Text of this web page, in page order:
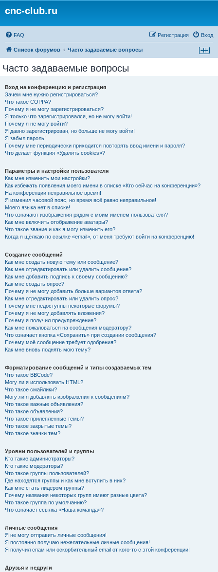
cnc-club.ru
FAQ Вход
Регистрация
Список форумов Часто задаваемые вопросы
Часто задаваемые вопросы
Вход на конференцию и регистрация
Зачем мне нужно регистрироваться?
Что такое COPPA?
Почему я не могу зарегистрироваться?
Я только что зарегистрировался, но не могу войти!
Почему я не могу войти?
Я давно зарегистрирован, но больше не могу войти!
Я забыл пароль!
Почему мне периодически приходится повторять ввод имени и пароля?
Что делает функция «Удалить cookies»?
Параметры и настройки пользователя
Как мне изменить мои настройки?
Как избежать появления моего имени в списке «Кто сейчас на конференции»?
На конференции неправильное время!
Я изменил часовой пояс, но время всё равно неправильное!
Моего языка нет в списке!
Что означают изображения рядом с моим именем пользователя?
Как мне включить отображение аватары?
Что такое звание и как я могу изменить его?
Когда я щёлкаю по ссылке «email», от меня требуют войти на конференцию!
Создание сообщений
Как мне создать новую тему или сообщение?
Как мне отредактировать или удалить сообщение?
Как мне добавить подпись к своему сообщению?
Как мне создать опрос?
Почему я не могу добавить больше вариантов ответа?
Как мне отредактировать или удалить опрос?
Почему мне недоступны некоторые форумы?
Почему я не могу добавлять вложения?
Почему я получил предупреждение?
Как мне пожаловаться на сообщения модератору?
Что означает кнопка «Сохранить» при создании сообщения?
Почему моё сообщение требует одобрения?
Как мне вновь поднять мою тему?
Форматирование сообщений и типы создаваемых тем
Что такое BBCode?
Могу ли я использовать HTML?
Что такое смайлики?
Могу ли я добавлять изображения к сообщениям?
Что такое важные объявления?
Что такое объявления?
Что такое прилепленные темы?
Что такое закрытые темы?
Что такое значки тем?
Уровни пользователей и группы
Кто такие администраторы?
Кто такие модераторы?
Что такое группы пользователей?
Где находятся группы и как мне вступить в них?
Как мне стать лидером группы?
Почему названия некоторых групп имеют разные цвета?
Что такое группа по умолчанию?
Что означает ссылка «Наша команда»?
Личные сообщения
Я не могу отправить личные сообщения!
Я постоянно получаю нежелательные личные сообщения!
Я получил спам или оскорбительный email от кого-то с этой конференции!
Друзья и недруги